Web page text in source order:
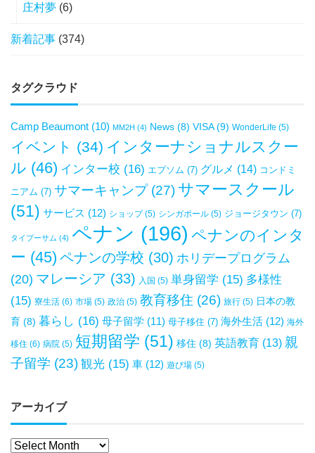
庄村夢 (6)
新着記事 (374)
タグクラウド
Camp Beaumont (10) MM2H (4) News (8) VISA(9) WonderLife (5)
イベント (34) インターナショナルスクー
ル (46) インター校 (16) エプソム (7) グルメ (14) コンドミ
ニアム (7) サマーキャンプ(27) サマースクール
(51) サービス (12) ショップ(5) シンガポール (5) ジョージタウン (7)
タイプーサム (4) ペナン (196) ペナンのインタ
ー (45) ペナンの学校 (30) ホリデープログラム
(20) マレーシア (33) 入国 (5) 単身留学 (15) 多様性
(15) 寮生活 (6) 市場 (5) 政治 (5) 教育移住 (26) 旅行 (5) 日本の教
育 (8) 暮らし (16) 母子留学 (11) 母子移住 (7) 海外生活 (12) 海外
移住 (6) 病院 (5) 短期留学 (51) 移住 (8) 英語教育 (13) 親
子留学 (23) 観光 (15) 車 (12) 遊び場 (5)
アーカイブ